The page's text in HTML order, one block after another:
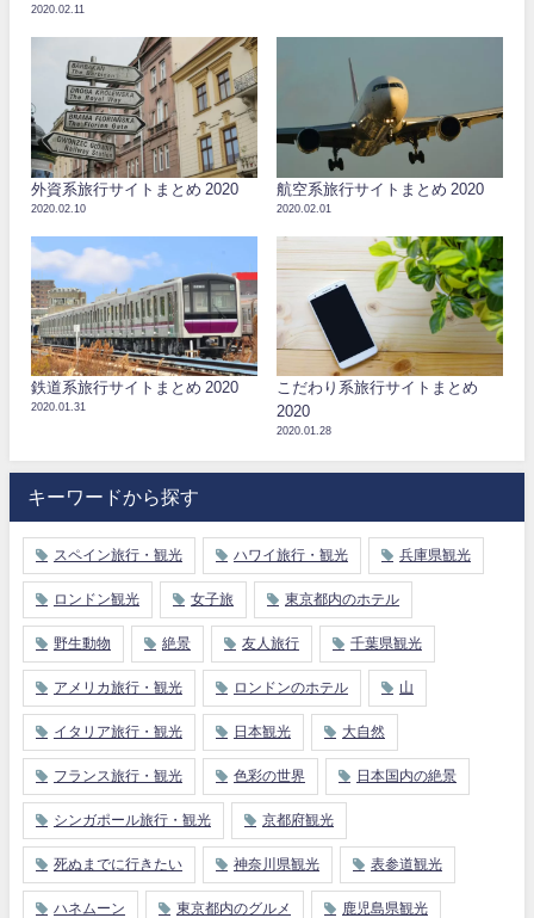
2020.02.11
外資系旅行サイトまとめ 2020
2020.02.10
航空系旅行サイトまとめ 2020
2020.02.01
鉄道系旅行サイトまとめ 2020
2020.01.31
こだわり系旅行サイトまとめ
2020
2020.01.28
キーワードから探す
スペイン旅行・観光 ハワイ旅行・観光 兵庫県観光
ロンドン観光 女子旅 東京都内のホテル
野生動物 絶景 友人旅行 千葉県観光
アメリカ旅行・観光 ロンドンのホテル 山
イタリア旅行・観光 日本観光 大自然
フランス旅行・観光 色彩の世界 日本国内の絶景
シンガポール旅行・観光 京都府観光
死ぬまでに行きたい 神奈川県観光 表参道観光
ハネムーン 東京都内のグルメ 鹿児島県観光